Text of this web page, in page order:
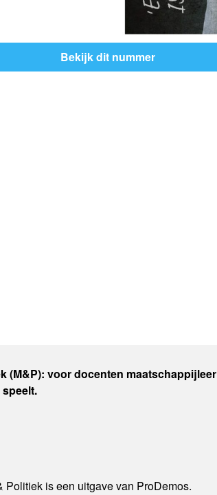
Bekijk dit nummer
(M&P): voor docenten maatschappijleer
Politiek is een uitgave van ProDemos.